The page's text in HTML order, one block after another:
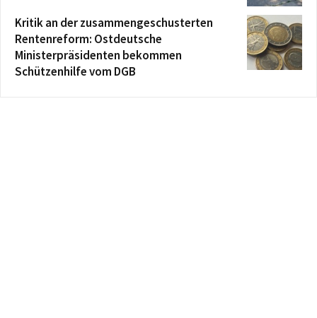
Kritik an der zusammengeschusterten
Rentenreform: Ostdeutsche
Ministerpräsidenten bekommen
Schützenhilfe vom DGB